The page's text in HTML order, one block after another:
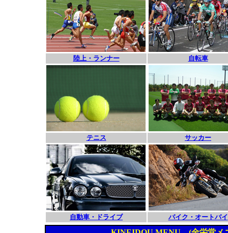
陸上・ランナー 自転車
テニス サッカー
自動車・ドライブ バイク・オートバイ